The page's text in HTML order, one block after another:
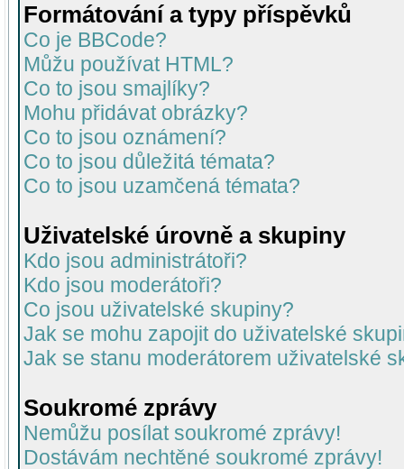
Formátování a typy příspěvků
Co je BBCode?
Můžu používat HTML?
Co to jsou smajlíky?
Mohu přidávat obrázky?
Co to jsou oznámení?
Co to jsou důležitá témata?
Co to jsou uzamčená témata?
Uživatelské úrovně a skupiny
Kdo jsou administrátoři?
Kdo jsou moderátoři?
Co jsou uživatelské skupiny?
Jak se mohu zapojit do uživatelské
Jak se stanu moderátorem uživatelské
Soukromé zprávy
Nemůžu posílat soukromé zprávy!
Dostávám nechtěné soukromé zprávy!